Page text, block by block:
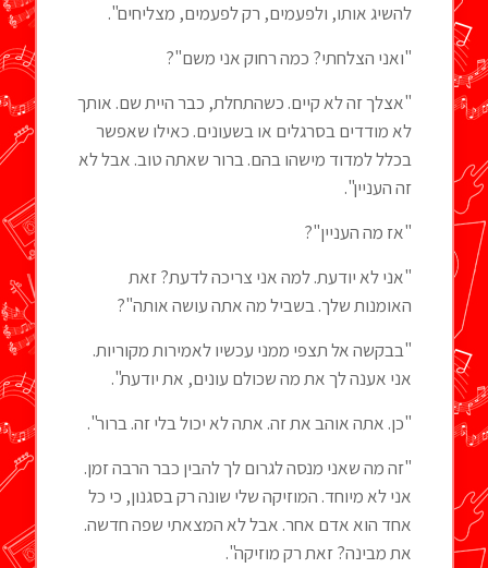
להשיג אותו, ולפעמים, רק לפעמים, מצליחים".
"ואני הצלחתי? כמה רחוק אני משם"?
"אצלך זה לא קיים. כשהתחלת, כבר היית שם. אותך
לא מודדים בסרגלים או בשעונים. כאילו שאפשר
בכלל למדוד מישהו בהם. ברור שאתה טוב. אבל לא
זה העניין".
"אז מה העניין"?
"אני לא יודעת. למה אני צריכה לדעת? זאת
האומנות שלך. בשביל מה אתה עושה אותה"?
"בבקשה אל תצפי ממני עכשיו לאמירות מקוריות.
אני אענה לך את מה שכולם עונים, את יודעת".
"כן. אתה אוהב את זה. אתה לא יכול בלי זה. ברור".
"זה מה שאני מנסה לגרום לך להבין כבר הרבה זמן.
אני לא מיוחד. המוזיקה שלי שונה רק בסגנון, כי כל
אחד הוא אדם אחר. אבל לא המצאתי שפה חדשה.
את מבינה? זאת רק מוזיקה".